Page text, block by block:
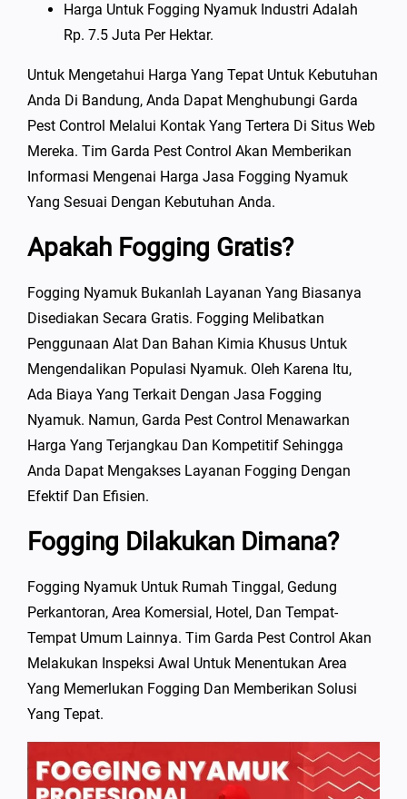
Harga Untuk Fogging Nyamuk Industri Adalah
Rp. 7.5 Juta Per Hektar.
Untuk Mengetahui Harga Yang Tepat Untuk Kebutuhan
Anda Di Bandung, Anda Dapat Menghubungi Garda
Pest Control Melalui Kontak Yang Tertera Di Situs Web
Mereka. Tim Garda Pest Control Akan Memberikan
Informasi Mengenai Harga Jasa Fogging Nyamuk
Yang Sesuai Dengan Kebutuhan Anda.
Apakah Fogging Gratis?
Fogging Nyamuk Bukanlah Layanan Yang Biasanya
Disediakan Secara Gratis. Fogging Melibatkan
Penggunaan Alat Dan Bahan Kimia Khusus Untuk
Mengendalikan Populasi Nyamuk. Oleh Karena Itu,
Ada Biaya Yang Terkait Dengan Jasa Fogging
Nyamuk. Namun, Garda Pest Control Menawarkan
Harga Yang Terjangkau Dan Kompetitif Sehingga
Anda Dapat Mengakses Layanan Fogging Dengan
Efektif Dan Efisien.
Fogging Dilakukan Dimana?
Fogging Nyamuk Untuk Rumah Tinggal, Gedung
Perkantoran, Area Komersial, Hotel, Dan Tempat-
Tempat Umum Lainnya. Tim Garda Pest Control Akan
Melakukan Inspeksi Awal Untuk Menentukan Area
Yang Memerlukan Fogging Dan Memberikan Solusi
Yang Tepat.